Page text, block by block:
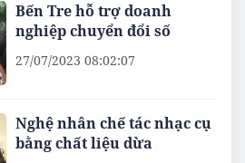
Bến Tre hỗ trợ doanh
nghiệp chuyển đổi số
27/07/2023 08:02:07
Nghệ nhân chế tác nhạc cụ
bằng chất liệu dừa